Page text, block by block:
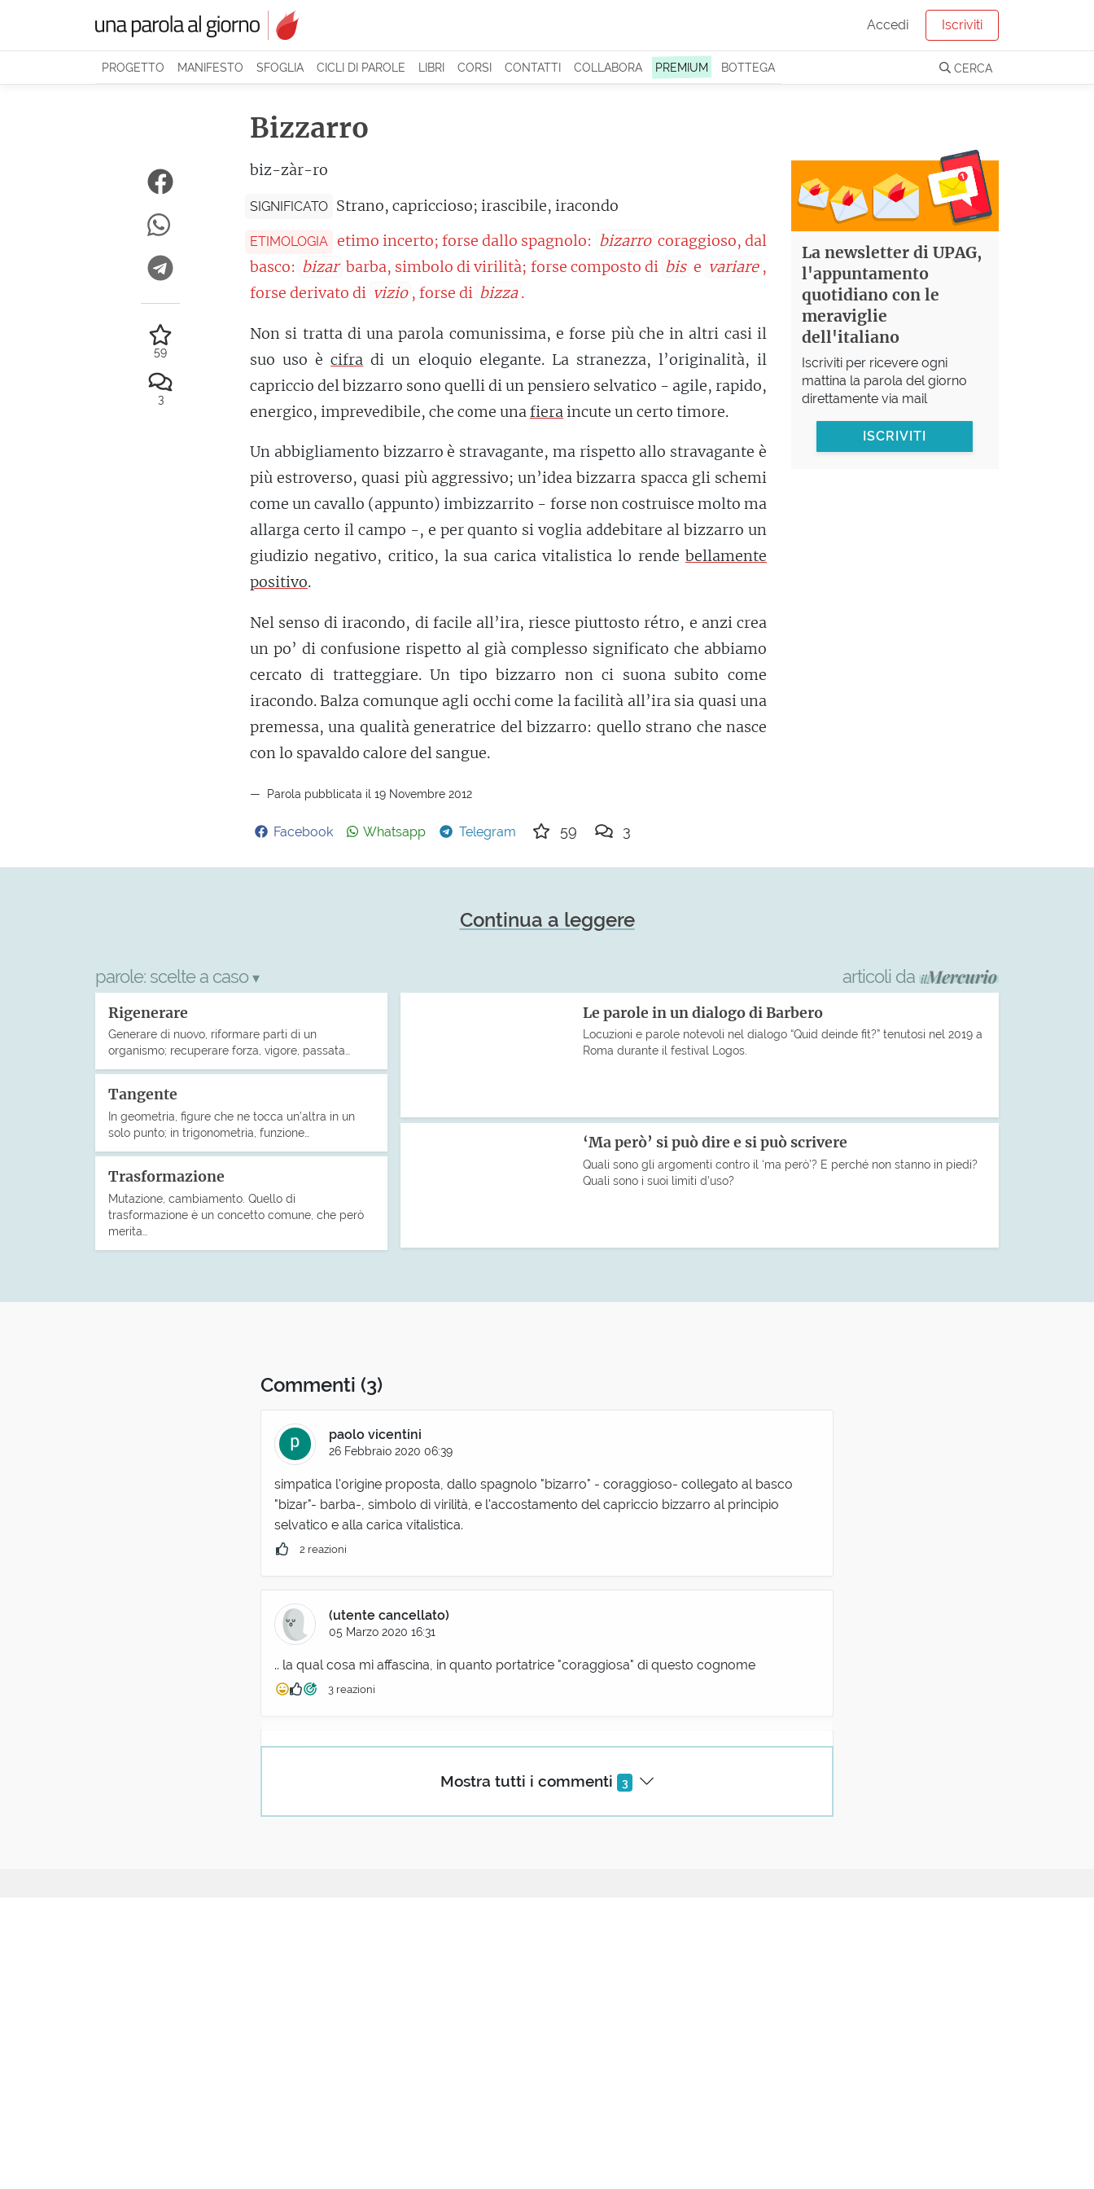
Accedi Iscriviti
PROGETTO MANIFESTO SFOGLIA CICLI DI PAROLE LIBRI CORSI CONTATTI COLLABORA PREMIUM BOTTEGA CERCA
Bizzarro
biz-zàr-ro
SIGNIFICATO Strano, capriccioso; irascibile, iracondo
ETIMOLOGIA etimo incerto; forse dallo spagnolo: bizarro coraggioso, dal
basco: bizar barba, simbolo di virilità; forse composto di bis e variare ,
forse derivato di vizio , forse di bizza .
Non si tratta di una parola comunissima, e forse più che in altri casi il
suo uso ècifra di un eloquio elegante. La stranezza, l’originalità, il
capriccio del bizzarro sono quelli di un pensiero selvatico - agile, rapido,
energico, imprevedibile, che come unafieraincute un certo timore.
Un abbigliamento bizzarro è stravagante, ma rispetto allo stravagante è
più estroverso, quasi più aggressivo; un’idea bizzarra spacca gli schemi
come un cavallo (appunto) imbizzarrito - forse non costruisce molto ma
allarga certo il campo -, e per quanto si voglia addebitare al bizzarro un
giudizio negativo, critico, la sua carica vitalistica lo rende bellamente
positivo.
Nel senso di iracondo, di facile all’ira, riesce piuttosto rétro, e anzi crea
un po’ di confusione rispetto al già complesso significato che abbiamo
cercato di tratteggiare. Un tipo bizzarro non ci suona subito come
iracondo. Balza comunque agli occhi come la facilità all’ira sia quasi una
premessa, una qualità generatrice del bizzarro: quello strano che nasce
con lo spavaldo calore del sangue.
Parola pubblicata il 19 Novembre 2012
Facebook Whatsapp Telegram 59 3
59
3
La newsletter di UPAG,
l'appuntamento
quotidiano con le
meraviglie
dell'italiano
Iscriviti per ricevere ogni
mattina la parola del giorno
direttamente via mail
ISCRIVITI
Continua a leggere
parole: scelte a caso ▾
Rigenerare
Generare di nuovo, riformare parti di un
organismo; recuperare forza, vigore, passata…
Tangente
In geometria, figure che ne tocca un’altra in un
solo punto; in trigonometria, funzione…
Trasformazione
Mutazione, cambiamento. Quello di
trasformazione è un concetto comune, che però
merita…
articoli da
Le parole in un dialogo di Barbero
Locuzioni e parole notevoli nel dialogo “Quid deinde fit?” tenutosi nel 2019 a
Roma durante il festival Logos.
‘Ma però’ si può dire e si può scrivere
Quali sono gli argomenti contro il ‘ma però’? E perché non stanno in piedi?
Quali sono i suoi limiti d’uso?
Commenti (3)
Mostra tutti i commenti 3
paolo vicentini
26 Febbraio 2020 06:39
simpatica l'origine proposta, dallo spagnolo "bizarro" - coraggioso- collegato al basco
"bizar"- barba-, simbolo di virilità, e l'accostamento del capriccio bizzarro al principio
selvatico e alla carica vitalistica.
2 reazioni
(utente cancellato)
05 Marzo 2020 16:31
.. la qual cosa mi affascina, in quanto portatrice "coraggiosa" di questo cognome
3 reazioni